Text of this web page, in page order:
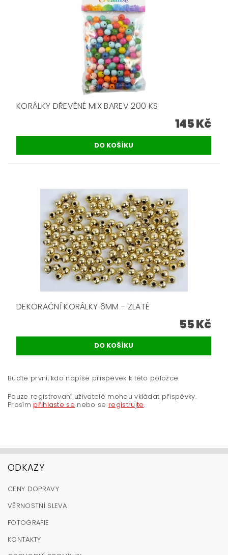
KORÁLKY DŘEVĚNÉ MIX BAREV 200 KS
145 Kč
DEKORAČNÍ KORÁLKY 6MM - ZLATÉ
55 Kč
Buďte první, kdo napíše příspěvek k této položce.
Pouze registrovaní uživatelé mohou vkládat příspěvky.
Prosím přihlaste se nebo se registrujte.
ODKAZY
CENY DOPRAVY
VĚRNOSTNÍ SLEVA
FOTOGRAFIE
KONTAKTY